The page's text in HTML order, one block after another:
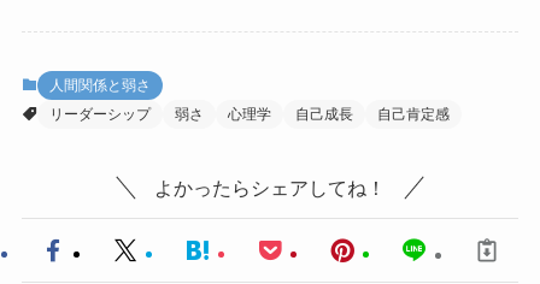
人間関係と弱さ
リーダーシップ
弱さ 心理学 自己成長 自己肯定感
よかったらシェアしてね！